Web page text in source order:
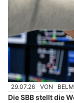
29.07.26 VON
Die SBB stellt die